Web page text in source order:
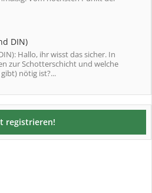
DIN)
Hallo, ihr wisst das sicher. In
zur Schotterschicht und welche
nötig ist?...
registrieren!